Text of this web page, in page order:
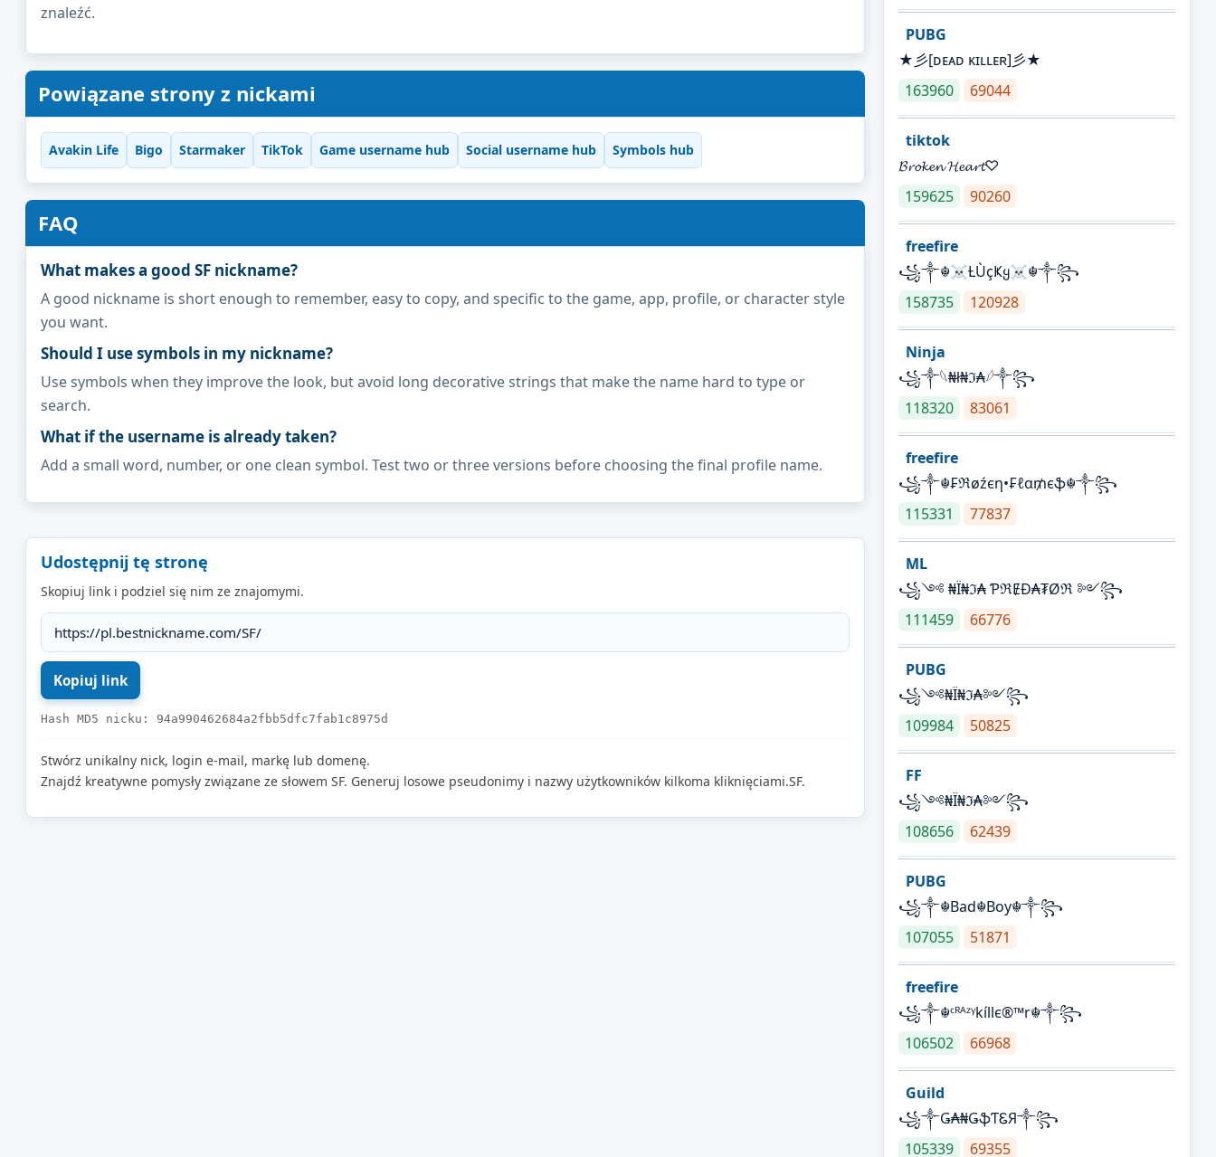
znaleźć.
Powiązane strony z nickami
Avakin Life Bigo Starmaker TikTok Game username hub Social username hub Symbols hub
FAQ
What makes a good SF nickname?
A good nickname is short enough to remember, easy to copy, and specific to the game, app, profile, or character style
you want.
Should I use symbols in my nickname?
Use symbols when they improve the look, but avoid long decorative strings that make the name hard to type or
search.
What if the username is already taken?
Add a small word, number, or one clean symbol. Test two or three versions before choosing the final profile name.
Udostępnij tę stronę
Skopiuj link i podziel się nim ze znajomymi.
Hash MD5 nicku: 94a990462684a2fbb5dfc7fab1c8975d
Stwórz unikalny nick, login e-mail, markę lub domenę.
Znajdź kreatywne pomysły związane ze słowem SF. Generuj losowe pseudonimy i nazwy użytkowników kilkoma kliknięciami.SF.
PUBG
★彡[ᴅᴇᴀᴅ ᴋɪʟʟᴇʀ]彡★
163960
69044
tiktok
𝓑𝓻𝓸𝓴𝓮𝓷 𝓗𝓮𝓪𝓻𝓽♡
159625
90260
freefire
꧁༒☬☠Ƚ︎ÙçҜყ☠︎☬༒꧂
158735
120928
Ninja
꧁⁣༒𓆩₦ł₦ℑ₳𓆪༒꧂
118320
83061
freefire
꧁༒☬₣ℜøźєη•₣ℓα₥єֆ☬༒꧂
115331
77837
ML
꧁༺ ₦Ї₦ℑ₳ ƤℜɆĐ₳₮Øℜ ༻꧂
111459
66776
PUBG
꧁༺₦Ї₦ℑ₳༻꧂
109984
50825
FF
꧁༺₦Ї₦ℑ₳༻꧂
108656
62439
PUBG
꧁༒☬Bad☬Boy☬༒꧂
107055
51871
freefire
꧁༒☬ᶜᴿᴬᶻᵞkíllє®™r☬༒꧂
106502
66968
Guild
꧁༒Ǥ₳₦ǤֆƬᏋЯ༒꧂
105339
69355